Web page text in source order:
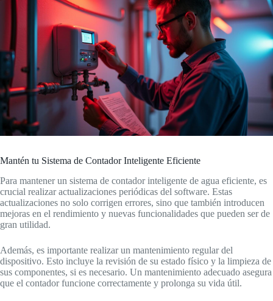
Mantén tu Sistema de Contador Inteligente Eficiente
Para mantener un sistema de contador inteligente de agua eficiente, es
crucial realizar actualizaciones periódicas del software. Estas
actualizaciones no solo corrigen errores, sino que también introducen
mejoras en el rendimiento y nuevas funcionalidades que pueden ser de
gran utilidad.
Además, es importante realizar un mantenimiento regular del
dispositivo. Esto incluye la revisión de su estado físico y la limpieza de
sus componentes, si es necesario. Un mantenimiento adecuado asegura
que el contador funcione correctamente y prolonga su vida útil.